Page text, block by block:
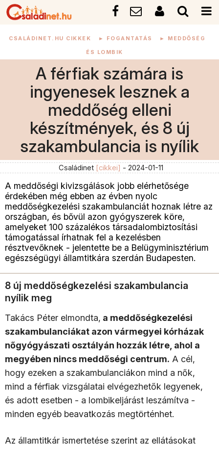
CSALÁDINET.HU CIKKEK ► FOGANTATÁS ► MEDDŐSÉG
ÉS LOMBIK
A férfiak számára is
ingyenesek lesznek a
meddőség elleni
készítmények, és 8 új
szakambulancia is nyílik
Családinet [cikkei] - 2024-01-11
A meddőségi kivizsgálások jobb elérhetősége
érdekében még ebben az évben nyolc
meddőségkezelési szakambulanciát hoznak létre az
országban, és bővül azon gyógyszerek köre,
amelyeket 100 százalékos társadalombiztosítási
támogatással írhatnak fel a kezelésben
résztvevőknek - jelentette be a Belügyminisztérium
egészségügyi államtitkára szerdán Budapesten.
8 új meddőségkezelési szakambulancia
nyílik meg
Takács Péter elmondta, a meddőségkezelési
szakambulanciákat azon vármegyei kórházak
nőgyógyászati osztályán hozzák létre, ahol a
megyében nincs meddőségi centrum. A cél,
hogy ezeken a szakambulanciákon mind a nők,
mind a férfiak vizsgálatai elvégezhetők legyenek,
és adott esetben - a lombikeljárást leszámítva -
minden egyéb beavatkozás megtörténhet.
Az államtitkár ismertetése szerint az ellátásokat